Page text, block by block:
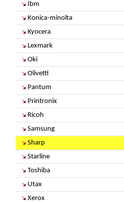
Ibm
Konica-minolta
Kyocera
Lexmark
Oki
Olivetti
Pantum
Printronix
Ricoh
Samsung
Sharp
Starline
Toshiba
Utax
Xerox